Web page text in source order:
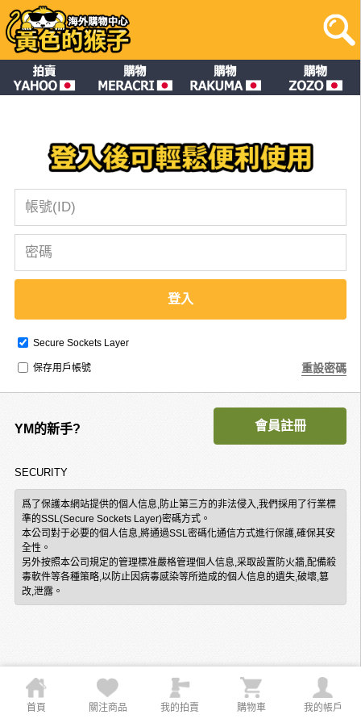
首頁 關注商品 我的拍賣 購物車 我的帳戶
登入
Secure Sockets Layer
保存用戶帳號 重設密碼
YM的新手? 會員註冊
SECURITY
爲了保護本網站提供的個人信息,防止第三方的非法侵入,我們採用了行業標
準的SSL(Secure Sockets Layer)密碼方式。
本公司對于必要的個人信息,將通過SSL密碼化通信方式進行保護,確保其安
全性。
另外按照本公司規定的管理標准嚴格管理個人信息,采取設置防火牆,配備殺
毒軟件等各種策略,以防止因病毒感染等所造成的個人信息的遺失,破壞,篡
改,泄露。